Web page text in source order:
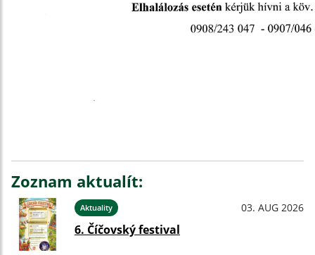
Zoznam aktualít:
Aktuality 03. AUG 2026
6. Číčovský festival